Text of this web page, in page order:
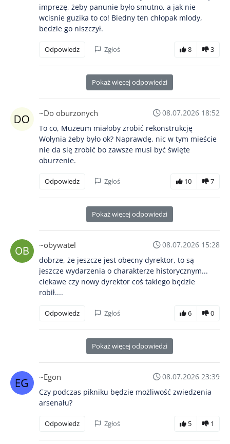
imprezę, żeby panunie było smutno, a jak nie
wcisnie guzika to co! Biedny ten chłopak mlody,
bedzie go niszczył.
Odpowiedz Zgłoś 8 3
Pokaż więcej odpowiedzi
~Do oburzonych
08.07.2026 18:52
To co, Muzeum miałoby zrobić rekonstrukcję
Wołynia żeby było ok? Naprawdę, nic w tym mieście
nie da się zrobić bo zawsze musi być święte
oburzenie.
Odpowiedz Zgłoś 10 7
Pokaż więcej odpowiedzi
~obywatel
08.07.2026 15:28
dobrze, że jeszcze jest obecny dyrektor, to są
jeszcze wydarzenia o charakterze historycznym...
ciekawe czy nowy dyrektor coś takiego będzie
robił....
Odpowiedz Zgłoś 6 0
Pokaż więcej odpowiedzi
~Egon
08.07.2026 23:39
Czy podczas pikniku będzie możliwość zwiedzenia
arsenału?
Odpowiedz Zgłoś 5 1